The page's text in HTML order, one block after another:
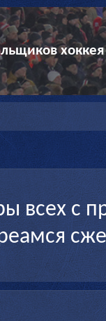
всех с